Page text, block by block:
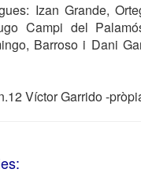
Izan Grande,
Campi del
Barroso i Dani
Víctor Garrido -